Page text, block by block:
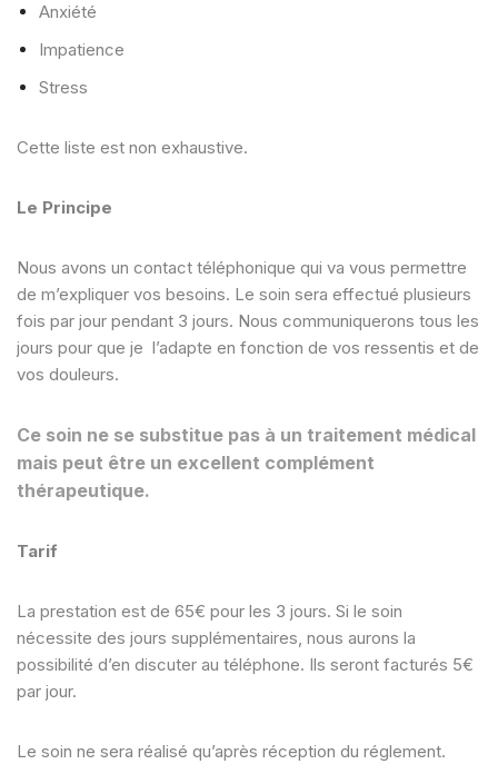
Anxiété
Impatience
Stress
Cette liste est non exhaustive.
Le Principe
Nous avons un contact téléphonique qui va vous permettre
de m’expliquer vos besoins. Le soin sera effectué plusieurs
fois par jour pendant 3 jours. Nous communiquerons tous les
jours pour que je l’adapte en fonction de vos ressentis et de
vos douleurs.
Ce soin ne se substitue pas à un traitement médical
mais peut être un excellent complément
thérapeutique.
Tarif
La prestation est de 65€ pour les 3 jours. Si le soin
nécessite des jours supplémentaires, nous aurons la
possibilité d’en discuter au téléphone. Ils seront facturés 5€
par jour.
Le soin ne sera réalisé qu’après réception du réglement.